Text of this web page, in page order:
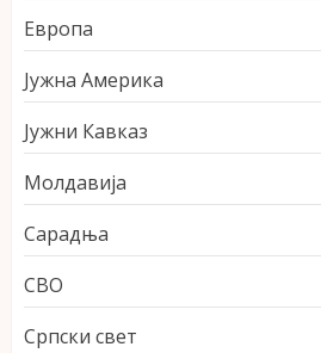
Европа
Јужна Америка
Јужни Кавказ
Молдавија
Сарадња
СВО
Српски свет